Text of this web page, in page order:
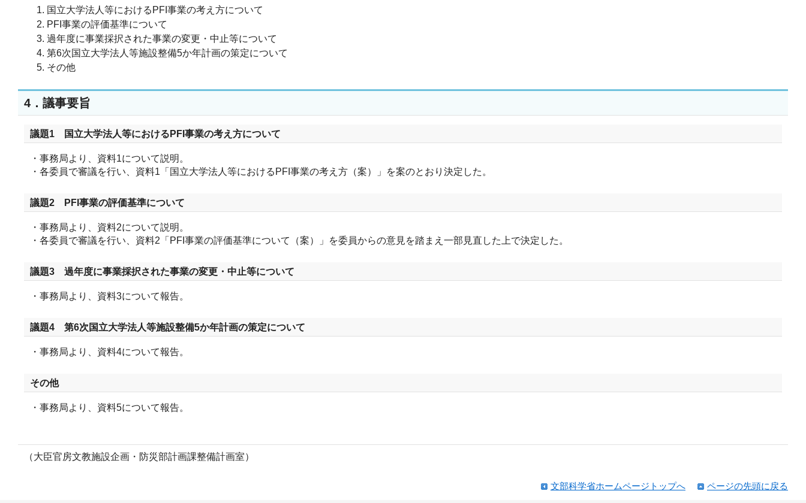
国立大学法人等におけるPFI事業の考え方について
PFI事業の評価基準について
過年度に事業採択された事業の変更・中止等について
第6次国立大学法人等施設整備5か年計画の策定について
その他
4．議事要旨
議題1 国立大学法人等におけるPFI事業の考え方について
・事務局より、資料1について説明。
・各委員で審議を行い、資料1「国立大学法人等におけるPFI事業の考え方（案）」を案のとおり決定した。
議題2 PFI事業の評価基準について
・事務局より、資料2について説明。
・各委員で審議を行い、資料2「PFI事業の評価基準について（案）」を委員からの意見を踏まえ一部見直した上で決定した。
議題3 過年度に事業採択された事業の変更・中止等について
・事務局より、資料3について報告。
議題4 第6次国立大学法人等施設整備5か年計画の策定について
・事務局より、資料4について報告。
その他
・事務局より、資料5について報告。
（大臣官房文教施設企画・防災部計画課整備計画室）
ページの先頭に戻る
文部科学省ホームページトップへ